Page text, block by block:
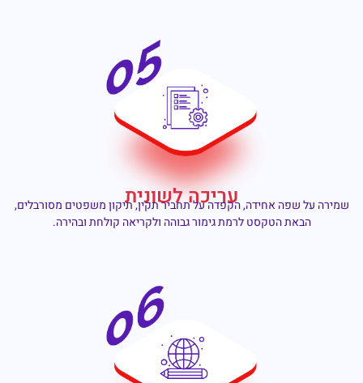
עריכה לשונית
שמירה על שפה אחידה, הקפדה על תחביר תקין, תיקון משפטים מסורבלים,
הבאת הטקסט לרמת גימור גבוהה ולקריאה קולחת ובהירה.